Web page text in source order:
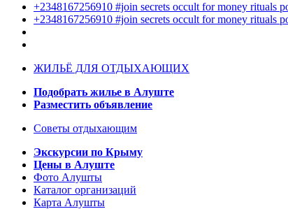
+2348167256910 #join secrets occult for money rituals
+2348167256910 #join secrets occult for money rituals
ЖИЛЬЁ ДЛЯ ОТДЫХАЮЩИХ
Подобрать жилье в Алуште
Разместить объявление
Советы отдыхающим
Экскурсии по Крыму
Цены в Алуште
Фото Алушты
Каталог организаций
Карта Алушты